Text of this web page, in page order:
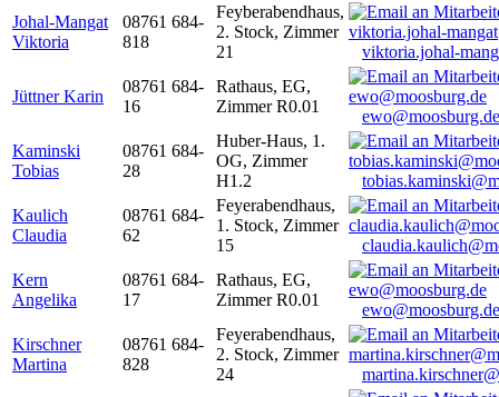
Johal-Mangat
Viktoria
08761 684-
818
Feyberabendhaus,
2. Stock, Zimmer
21
viktoria.johal-
Jüttner Karin
08761 684-
16
Rathaus, EG,
Zimmer R0.01
ewo@moosburg.de
Kaminski
Tobias
08761 684-
28
Huber-Haus, 1.
OG, Zimmer
H1.2
Kaulich
Claudia
08761 684-
62
Feyerabendhaus,
1. Stock, Zimmer
15
Kern
Angelika
08761 684-
17
Rathaus, EG,
Zimmer R0.01
ewo@moosburg.de
Kirschner
Martina
08761 684-
828
Feyerabendhaus,
2. Stock, Zimmer
24